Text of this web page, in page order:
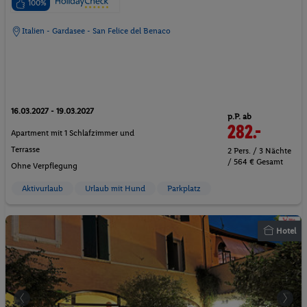
100%
Italien - Gardasee - San Felice del Benaco
16.03.2027 - 19.03.2027
Apartment mit 1 Schlafzimmer und
Terrasse
Ohne Verpflegung
p.P. ab
282.-
2 Pers. / 3 Nächte
/ 564 € Gesamt
Aktivurlaub Urlaub mit Hund Parkplatz
Hotel